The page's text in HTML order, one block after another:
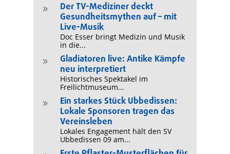
9
Der TV-Mediziner deckt
Gesundheitsmythen auf – mit
Live-Musik
Doc Esser bringt Medizin und Musik
in die...
9
Gladiatoren live: Antike Kämpfe
neu interpretiert
Historisches Spektakel im
Freilichtmuseum...
9
Ein starkes Stück Ubbedissen:
Lokale Sponsoren tragen das
Vereinsleben
Lokales Engagement hält den SV
Ubbedissen 09 am...